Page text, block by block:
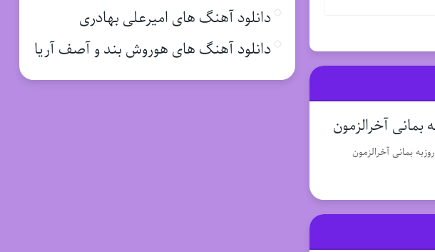
روزبه بمانی آخرالزمون
دانلود آهنگ های امیرعلی بهادری
دانلود آهنگ های هوروش بند و آصف آریا